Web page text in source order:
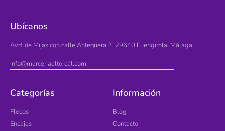
Ubícanos
Avd. de Mijas con calle Antequera 2. 29640 Fuengirola, Málaga
info@merceriaeltorcal.com
Categorías
Flecos
Encajes
Información
Blog
Contacto